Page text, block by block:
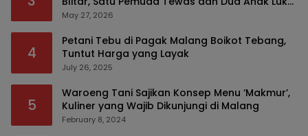
Serius
May 27, 2026
4
Petani Tebu di Pagak Malang Boikot Tebang,
Tuntut Harga yang Layak
July 26, 2025
5
Waroeng Tani Sajikan Konsep Menu ‘Makmur’,
Kuliner yang Wajib Dikunjungi di Malang
February 8, 2024